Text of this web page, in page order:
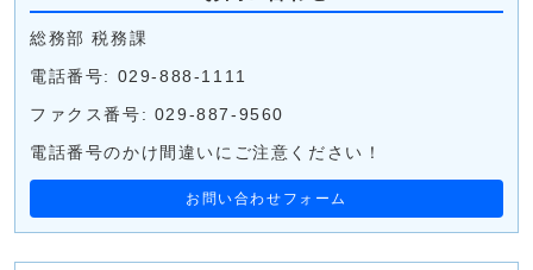
総務部 税務課
電話番号: 029-888-1111
ファクス番号: 029-887-9560
電話番号のかけ間違いにご注意ください！
お問い合わせフォーム